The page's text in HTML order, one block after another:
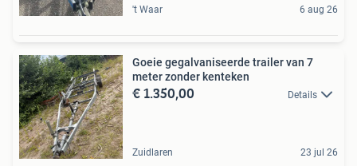
't Waar 6 aug 26
Goeie gegalvaniseerde trailer van 7
meter zonder kenteken
€ 1.350,00 Details
Zuidlaren 23 jul 26